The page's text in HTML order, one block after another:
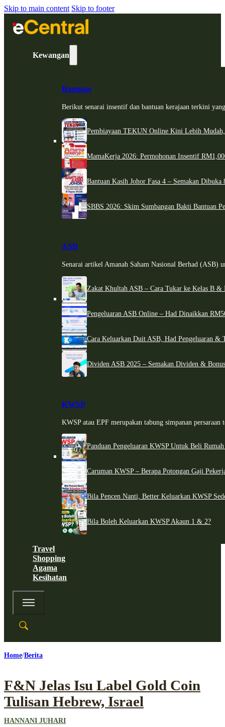
Skip to main content Skip to footer
Kewangan
Bantuan
Berikut senarai insentif dan bantuan kerajaan terkini
Pembiayaan TEKUN Online Kini Lebih
MamaKerja 2026: Permohonan Insentif
Bantuan Kasih Johor Fasa 4 – Semakan
SBBS 2026: Skim Sumbangan Bakti Bantuan
ASB
Senarai artikel Amanah Saham Nasional Berhad (ASB)
Zakat Khultah ASB – Cara Tukar ke Kelas B &
Pengeluaran ASB Online – Had Dinaikkan
Cara Keluarkan Duit ASB, Had Pengeluaran &
Dividen ASB 2025 – Semakan Dividen &
KWSP
KWSP atau EPF merupakan tabung simpanan persaraan
Panduan Pengeluaran KWSP Untuk Beli
Caruman KWSP – Berapa Potongan Gaji
Bila Pencen Nanti, Better Keluarkan KWSP
Bila Boleh Keluarkan KWSP Akaun 1 & 2?
Travel
Shopping
Agama
Kesihatan
Home Berita
F&N Jelas Isu Label Gold Coin
Tulisan Hebrew, Israel
HANNANI JUHARI